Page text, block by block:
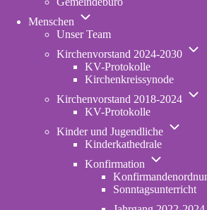
Menschen
Unternavigation
Menschen
Unser Team
Kirchenvorstand 2024-2030
2030
KV-Protokolle
Kirchenkreissynode
Kirchenvorstand 2018-2024
KV-Protokolle
Kinder und Jugendliche
Kinderkathedrale
Konfirmation
Konfirmation
Sonntagsunterricht